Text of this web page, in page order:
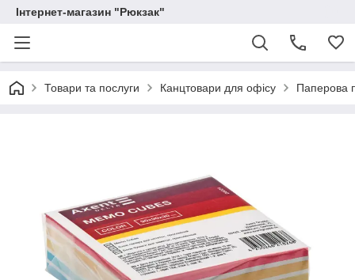
Інтернет-магазин "Рюкзак"
Товари та послуги Канцтовари для офісу Паперова